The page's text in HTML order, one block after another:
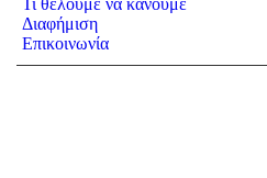
Τι θέλουμε να κάνουμε
Διαφήμιση
Επικοινωνία